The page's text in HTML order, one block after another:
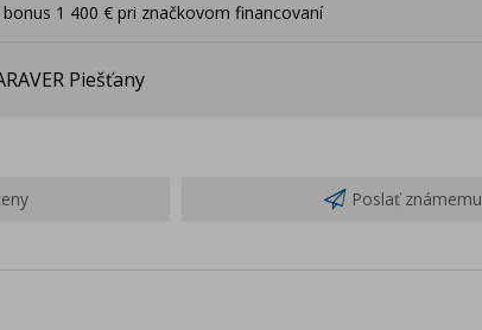
bonus 1 400 € pri značkovom financovaní
Piešťany
Poslať známemu